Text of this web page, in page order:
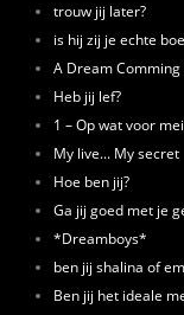
trouw jij later?
is hij zij je echte
A Dream Comming
Heb jij lef?
1 – Op wat voor
My live... My secret
Hoe ben jij?
Ga jij goed met je
*Dreamboys*
ben jij shalina of
Ben jij het ideale